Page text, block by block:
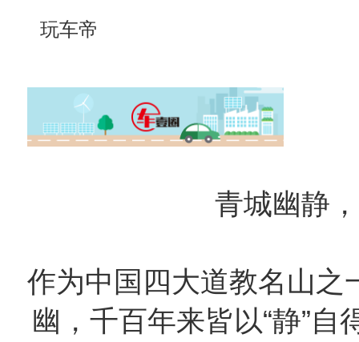
玩车帝
青城幽静
作为中国四大道教名山之
幽，千百年来皆以“静”